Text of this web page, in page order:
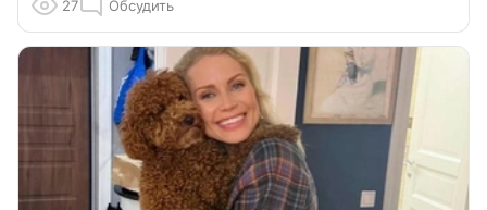
27 Обсудить